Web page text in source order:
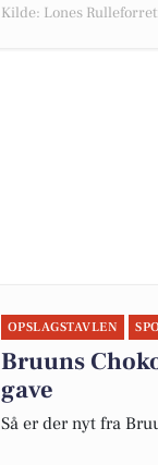
Kilde: Lones
OPSLAGSTAVLEN
Bruuns
gave
Så er der nyt fra